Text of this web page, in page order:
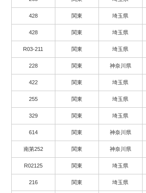
428 関東 埼玉県
428 関東 埼玉県
R03-211 関東 埼玉県
228 関東 神奈川県
422 関東 埼玉県
255 関東 埼玉県
329 関東 埼玉県
614 関東 神奈川県
南第252 関東 神奈川県
R02125 関東 埼玉県
216 関東 埼玉県